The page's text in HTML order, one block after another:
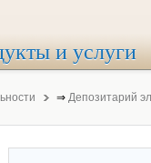
и услуги
⇒ Депозитарий